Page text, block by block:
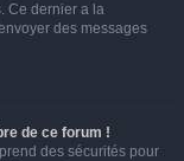
Ce dernier a la
des messages
de ce forum !
des sécurités pour